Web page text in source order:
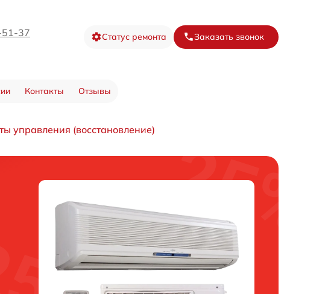
51-37 Статус ремонта Заказать звонок
Контакты Отзывы
управления (восстановление)